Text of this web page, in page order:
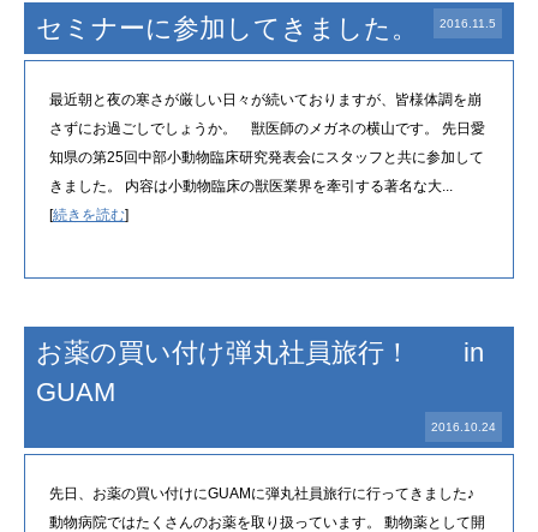
セミナーに参加してきました。 2016.11.5
最近朝と夜の寒さが厳しい日々が続いておりますが、皆様体調を崩
さずにお過ごしでしょうか。 獣医師のメガネの横山です。 先日愛
知県の第25回中部小動物臨床研究発表会にスタッフと共に参加して
きました。 内容は小動物臨床の獣医業界を牽引する著名な大...
[続きを読む]
お薬の買い付け弾丸社員旅行！ in
GUAM
2016.10.24
先日、お薬の買い付けにGUAMに弾丸社員旅行に行ってきました♪
動物病院ではたくさんのお薬を取り扱っています。 動物薬として開